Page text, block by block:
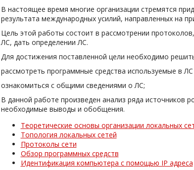
В настоящее время многие организации стремятся
результата международных усилий, направленных на
Цель этой работы состоит в рассмотрении
ЛС, дать определении ЛС.
Для достижения поставленной цели необходимо
рассмотреть программные средства используемые в ЛС
ознакомиться с общими сведениями о ЛС;
В данной работе произведен анализ ряда источников
необходимые выводы и обобщения.
Теоретические основы организации локальных
Топология локальных сетей
Протоколы сети
Обзор программных средств
Идентификация компьютера с помощью IP адреса